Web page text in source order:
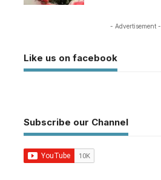
- Advertisement -
Like us on facebook
Subscribe our Channel